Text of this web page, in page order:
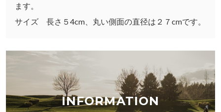
ます。
サイズ 長さ５4cm、丸い側面の直径は２７cmです。
INFORMATION